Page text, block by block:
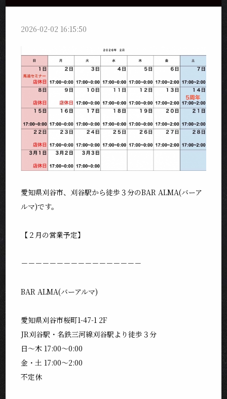
2026-02-02 16:15:50
愛知県刈谷市、刈谷駅から徒歩３分のBAR ALMA(バーア
ルマ)です。
【２月の営業予定】
－－－－－－－－－－－－－－－－－
BAR ALMA(バーアルマ)
愛知県刈谷市桜町1-47-1 2F
JR刈谷駅・名鉄三河線刈谷駅より徒歩３分
日〜木 17:00〜0:00
金・土 17:00〜2:00
不定休